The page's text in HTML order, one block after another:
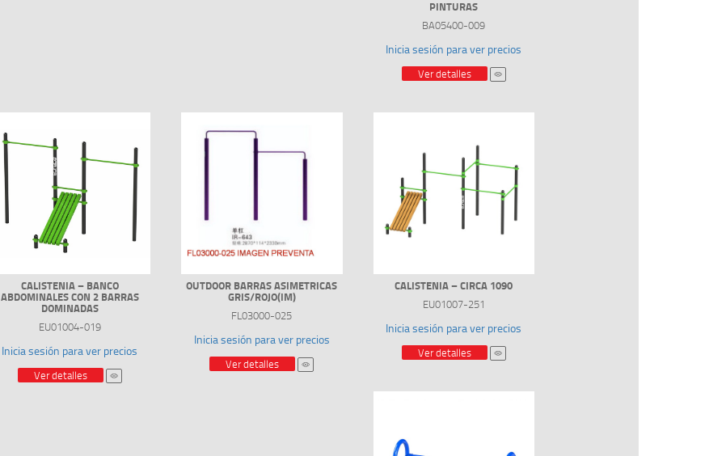
PINTURAS
BA05400-009
Inicia sesión para ver precios
Ver detalles
CALISTENIA – BANCO
ABDOMINALES CON 2 BARRAS
DOMINADAS
EU01004-019
Inicia sesión para ver precios
Ver detalles
OUTDOOR BARRAS ASIMETRICAS
GRIS/ROJO(IM)
FL03000-025
Inicia sesión para ver precios
Ver detalles
CALISTENIA – CIRCA 1090
EU01007-251
Inicia sesión para ver precios
Ver detalles